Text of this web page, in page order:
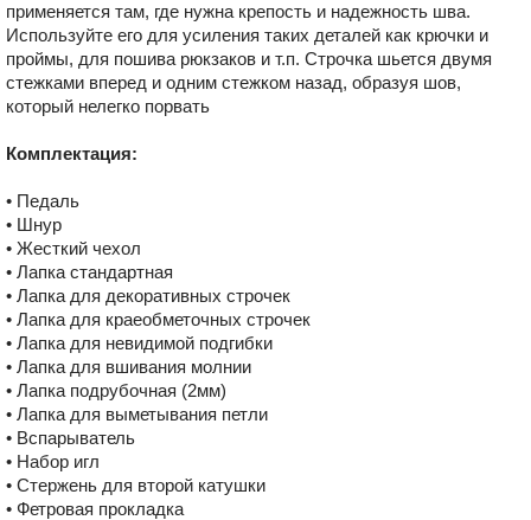
применяется там, где нужна крепость и надежность шва.
Используйте его для усиления таких деталей как крючки и
проймы, для пошива рюкзаков и т.п. Строчка шьется двумя
стежками вперед и одним стежком назад, образуя шов,
который нелегко порвать
Комплектация:
• Педаль
• Шнур
• Жесткий чехол
• Лапка стандартная
• Лапка для декоративных строчек
• Лапка для краеобметочных строчек
• Лапка для невидимой подгибки
• Лапка для вшивания молнии
• Лапка подрубочная (2мм)
• Лапка для выметывания петли
• Вспарыватель
• Набор игл
• Стержень для второй катушки
• Фетровая прокладка